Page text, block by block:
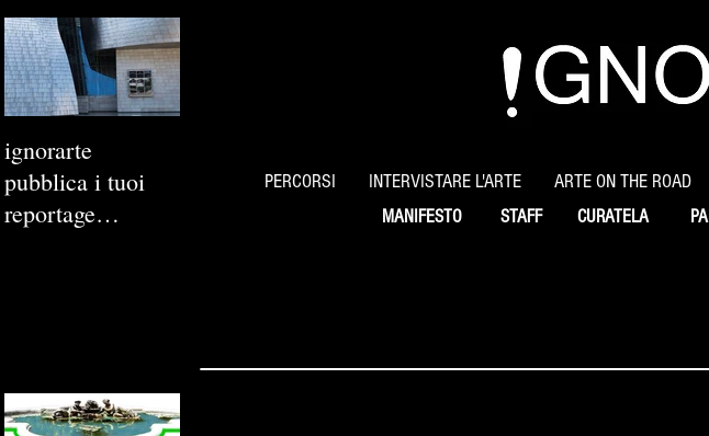
ignorarte
pubblica i tuoi
reportage
PERCORSI INTERVISTARE L'ARTE ARTE ON THE ROAD
MANIFESTO STAFF CURATELA